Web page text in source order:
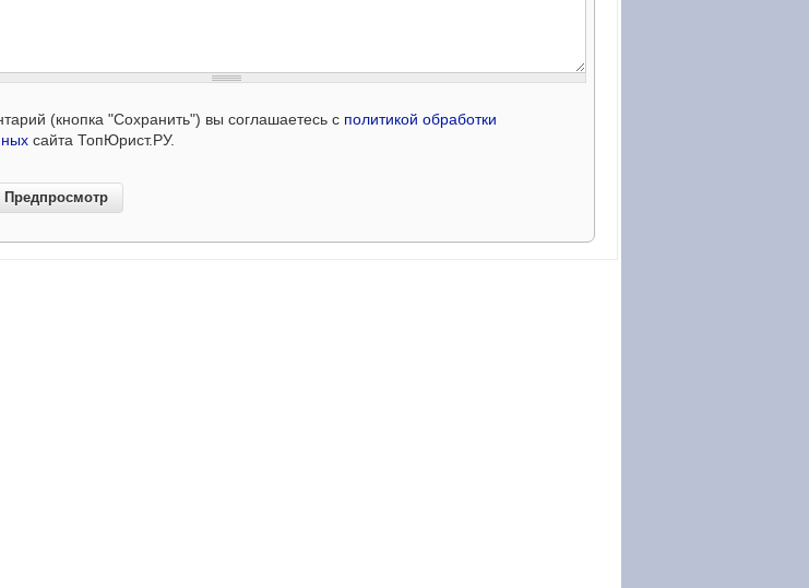
(кнопка "Сохранить") вы соглашаетесь с политикой обработки
сайта ТопЮрист.РУ.